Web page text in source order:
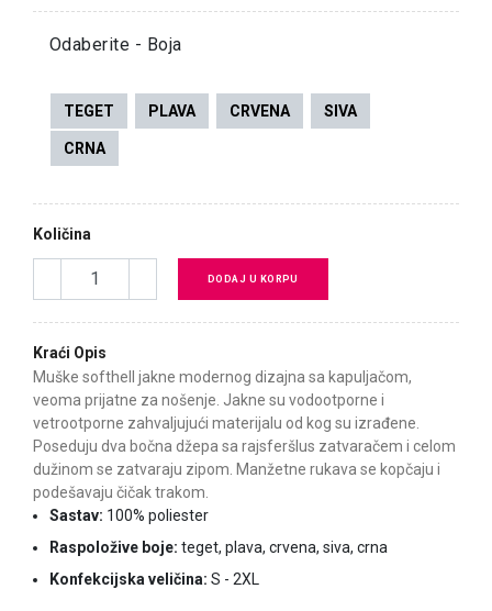
Odaberite - Boja
TEGET PLAVA CRVENA SIVA
CRNA
Količina
DODAJ U KORPU
Kraći Opis
Muške softhell jakne modernog dizajna sa kapuljačom,
veoma prijatne za nošenje. Jakne su vodootporne i
vetrootporne zahvaljujući materijalu od kog su izrađene.
Poseduju dva bočna džepa sa rajsferšlus zatvaračem i celom
dužinom se zatvaraju zipom. Manžetne rukava se kopčaju i
podešavaju čičak trakom.
Sastav: 100% poliester
Raspoložive boje: teget, plava, crvena, siva, crna
Konfekcijska veličina: S - 2XL